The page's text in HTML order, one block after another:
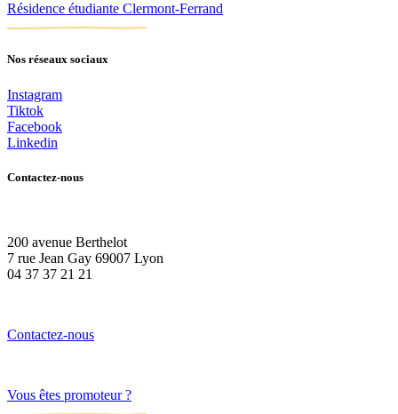
Résidence étudiante Clermont-Ferrand
Nos réseaux sociaux
Instagram
Tiktok
Facebook
Linkedin
Contactez-nous
200 avenue Berthelot
7 rue Jean Gay 69007 Lyon
04 37 37 21 21
Contactez-nous
Vous êtes promoteur ?